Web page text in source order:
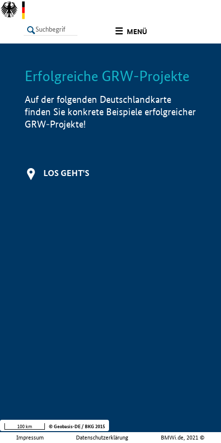
MENÜ
LISTE Info
Erfolgreiche GRW-Projekte
Auf der folgenden Deutschlandkarte
finden Sie konkrete Beispiele erfolgreicher
GRW-Projekte!
LOS GEHT'S
Impressum Datenschutzerklärung BMWi.de, 2021 ©
100 km © Geobasis-DE / BKG 2015